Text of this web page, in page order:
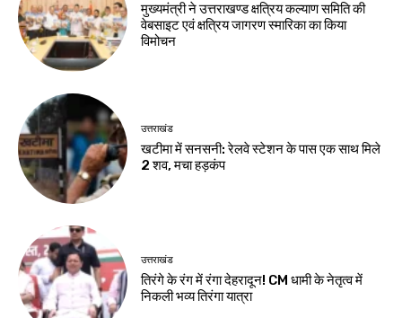
मुख्यमंत्री ने उत्तराखण्ड क्षत्रिय कल्याण समिति की
वेबसाइट एवं क्षत्रिय जागरण स्मारिका का किया
विमोचन
उत्तराखंड
खटीमा में सनसनी: रेलवे स्टेशन के पास एक साथ मिले
2 शव, मचा हड़कंप
उत्तराखंड
तिरंगे के रंग में रंगा देहरादून! CM धामी के नेतृत्व में
निकली भव्य तिरंगा यात्रा